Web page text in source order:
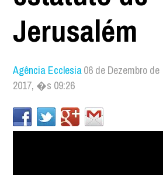
Jerusalém
Agência Ecclesia06 de Dezembro de
2017, �s 09:26